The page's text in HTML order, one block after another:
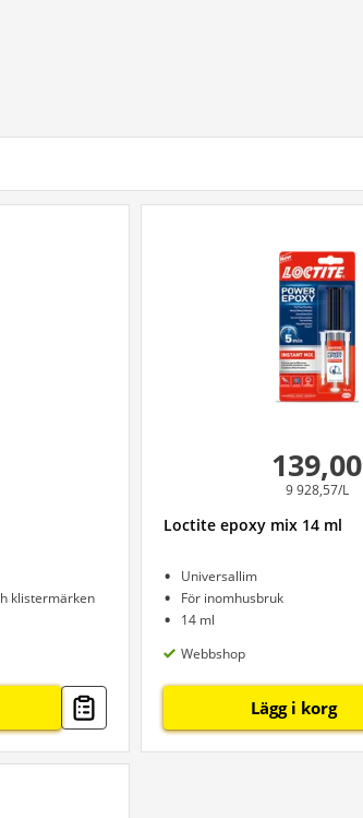
klistermärken
139,00
9 928,57/L
Loctite epoxy mix 14 ml
Universallim
För inomhusbruk
14 ml
Webbshop
Lägg i korg